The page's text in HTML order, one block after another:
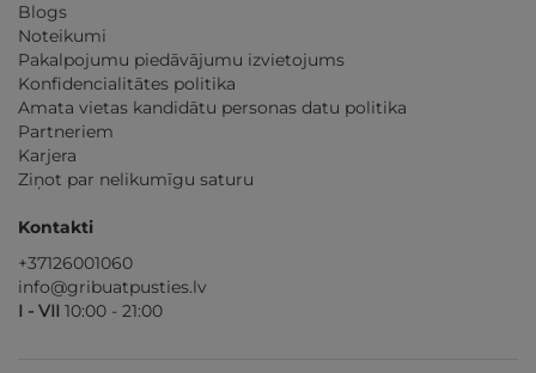
Blogs
Noteikumi
Pakalpojumu piedāvājumu izvietojums
Konfidencialitātes politika
Amata vietas kandidātu personas datu politika
Partneriem
Karjera
Ziņot par nelikumīgu saturu
Kontakti
+37126001060
info@gribuatpusties.lv
I - VII 10:00 - 21:00